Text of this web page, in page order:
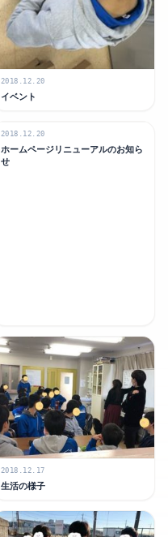
2018.12.20
イベント
2018.12.20
ホームページリニューアルのお知ら
せ
2018.12.17
生活の様子